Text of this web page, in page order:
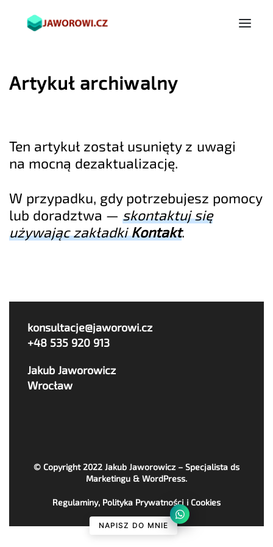
Artykuł archiwalny
Ten artykuł został usunięty z uwagi
na mocną dezaktualizację.
W przypadku, gdy potrzebujesz pomocy
lub doradztwa —skontaktuj się
używając zakładkiKontakt.
konsultacje@jaworowi.cz
+48 535 920 913
Jakub Jaworowicz
Wrocław
© Copyright 2022 Jakub Jaworowicz – Specjalista ds
Marketingu & WordPress.
Regulaminy, Polityka Prywatności i Cookies
NAPISZ DO MNIE